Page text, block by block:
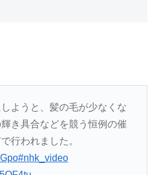
ようと、髪の毛が少なくな
き具合などを競う恒例の催
行われました。
#nhk_video